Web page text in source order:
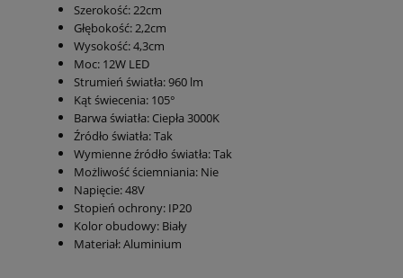
Szerokość: 22cm
Głębokość: 2,2cm
Wysokość: 4,3cm
Moc: 12W LED
Strumień światła: 960 lm
Kąt świecenia: 105°
Barwa światła: Ciepła 3000K
Źródło światła: Tak
Wymienne źródło światła: Tak
Możliwość ściemniania: Nie
Napięcie: 48V
Stopień ochrony: IP20
Kolor obudowy: Biały
Materiał: Aluminium